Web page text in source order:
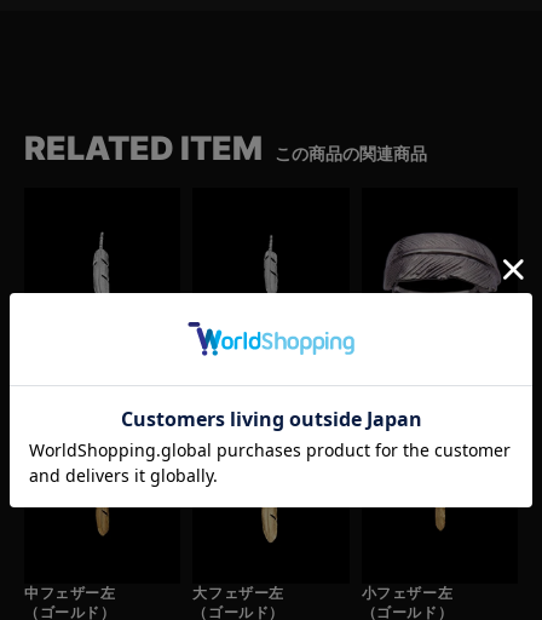
RELATED ITEM この商品の関連商品
¥27,500
中フェザー左
¥19,800
¥22,000
中フェザー左
（ゴールド）
大フェザー左
（ゴールド）
小フェザー左
（ゴールド）